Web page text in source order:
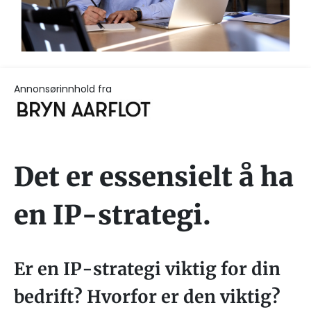
Annonsørinnhold fra
Det er essensielt å ha
en IP-strategi.
Er en IP-strategi viktig for din
bedrift? Hvorfor er den viktig?